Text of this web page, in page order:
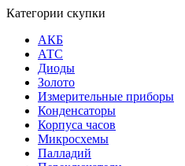
Категории скупки
АКБ
АТС
Диоды
Золото
Измерительные приборы
Конденсаторы
Корпуса часов
Микросхемы
Палладий